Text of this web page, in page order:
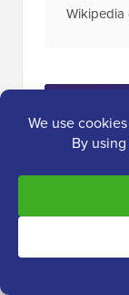
Wikipedia
Araç